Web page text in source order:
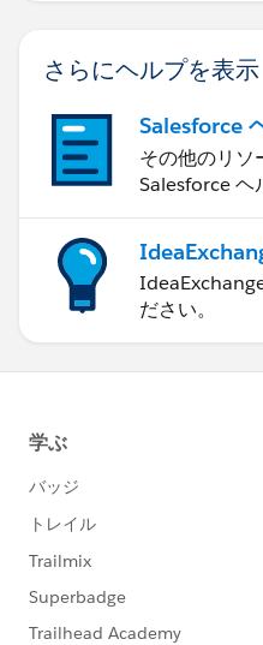
さらにヘルプを表示
Salesforce
その他のリソ
Salesforce ヘ
ださい。